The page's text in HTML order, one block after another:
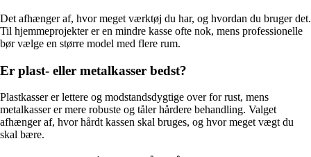
Det afhænger af, hvor meget værktøj du har, og hvordan du bruger det.
Til hjemmeprojekter er en mindre kasse ofte nok, mens professionelle
bør vælge en større model med flere rum.
Er plast- eller metalkasser bedst?
Plastkasser er lettere og modstandsdygtige over for rust, mens
metalkasser er mere robuste og tåler hårdere behandling. Valget
afhænger af, hvor hårdt kassen skal bruges, og hvor meget vægt du
skal bære.